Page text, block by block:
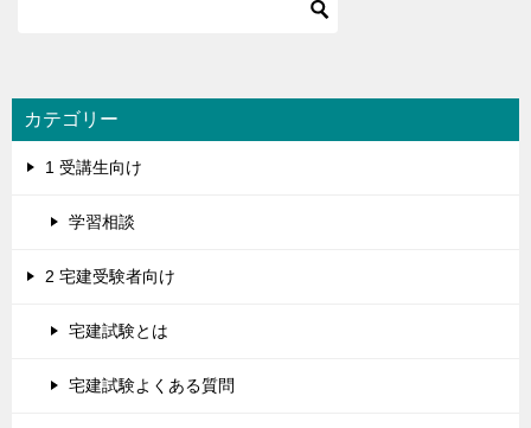
カテゴリー
1 受講生向け
学習相談
2 宅建受験者向け
宅建試験とは
宅建試験よくある質問